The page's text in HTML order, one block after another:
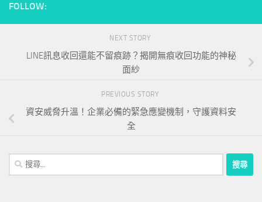
FOLLOW:
NEXT STORY
LINE訊息收回還能不留痕跡？揭開無痕收回功能的神秘
面紗
PREVIOUS STORY
資安威脅升溫！企業必備的緊急應變機制，守護資料安
全
搜
尋